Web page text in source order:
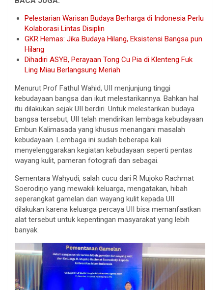
Pelestarian Warisan Budaya Berharga di Indonesia Perlu
Kolaborasi Lintas Disiplin
GKR Hemas: Jika Budaya Hilang, Eksistensi Bangsa pun
Hilang
Dihadiri ASYB, Perayaan Tong Cu Pia di Klenteng Fuk
Ling Miau Berlangsung Meriah
Menurut Prof Fathul Wahid, UII menjunjung tinggi
kebudayaan bangsa dan ikut melestarikannya. Bahkan hal
itu dilakukan sejak UII berdiri. Untuk melestarikan budaya
bangsa tersebut, UII telah mendirikan lembaga kebudayaan
Embun Kalimasada yang khusus menangani masalah
kebudayaan. Lembaga ini sudah beberapa kali
menyelenggarakan kegiatan kebudayaan seperti pentas
wayang kulit, pameran fotografi dan sebagai.
Sementara Wahyudi, salah cucu dari R Mujoko Rachmat
Soerodirjo yang mewakili keluarga, mengatakan, hibah
seperangkat gamelan dan wayang kulit kepada UII
dilakukan karena keluarga percaya UII bisa memanfaatkan
alat tersebut untuk kepentingan masyarakat yang lebih
banyak.